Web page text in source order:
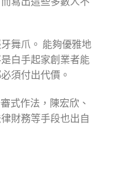
舞爪。 能夠優雅地
白手起家創業者能
須付出代價。
式作法，陳宏欣、
財務等手段也出自